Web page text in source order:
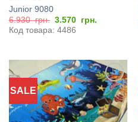
Junior 9080
6.930грн. Оригінальна
ціна:
6.930
3.570 грн.Поточна
Код товара: 4486
SALE
Додати
до
обраного